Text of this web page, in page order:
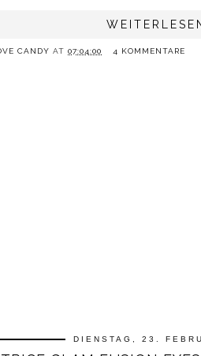
CANDY AT 07:04:00 4 KOMMENTARE
DIENSTAG, 23.